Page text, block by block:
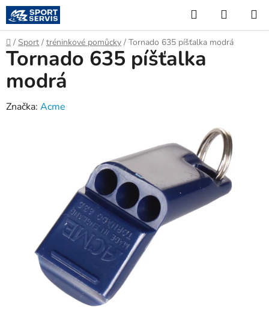
Přejít
na
obsah
Hledat
KOŠÍK
Domů
/ Sport / tréninkové pomůcky / Tornado 635 píšťalka modrá
Tornado 635 píšťalka
modrá
Značka: Acme